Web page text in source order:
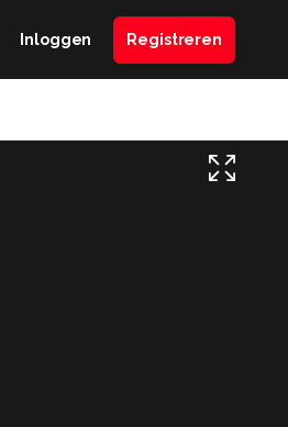
Inloggen Registreren